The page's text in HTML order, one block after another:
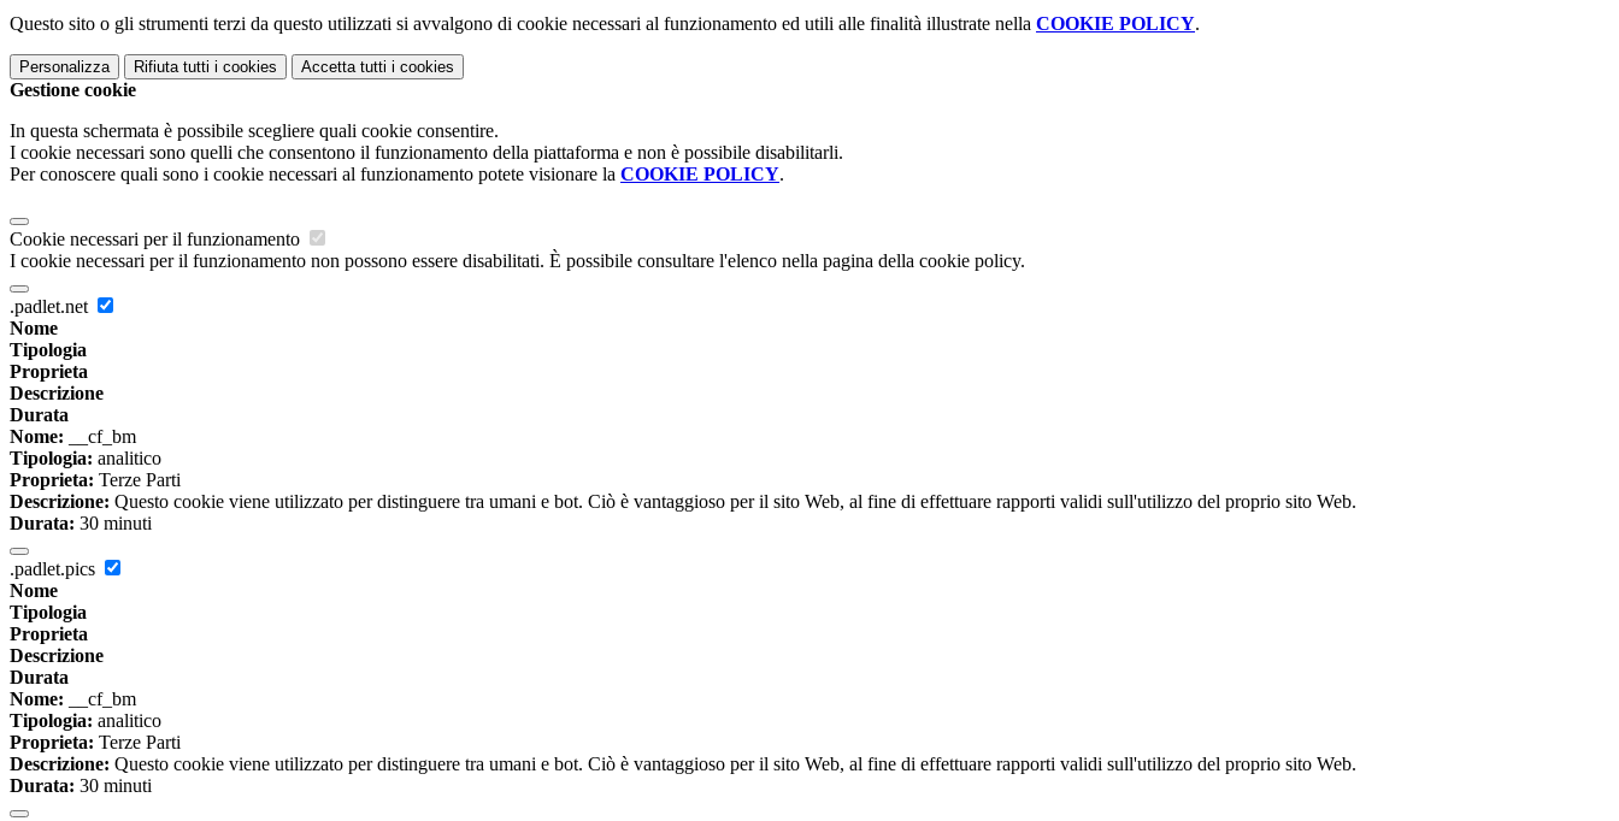
Questo sito o gli strumenti terzi da questo utilizzati si avvalgono di cookie necessari al funzionamento ed utili alle finalità illustrate nella COOKIE POLICY.
Personalizza Rifiuta tutti i cookies Accetta tutti i cookies
Gestione cookie
In questa schermata è possibile scegliere quali cookie consentire.
I cookie necessari sono quelli che consentono il funzionamento della piattaforma e non è possibile disabilitarli.
Per conoscere quali sono i cookie necessari al funzionamento potete visionare la COOKIE POLICY.
Cookie necessari per il funzionamento
I cookie necessari per il funzionamento non possono essere disabilitati. È possibile consultare l'elenco nella pagina della cookie policy.
.padlet.net
Nome
Tipologia
Proprieta
Descrizione
Durata
Nome: __cf_bm
Tipologia: analitico
Proprieta: Terze Parti
Descrizione: Questo cookie viene utilizzato per distinguere tra umani e bot. Ciò è vantaggioso per il sito Web, al fine di effettuare rapporti validi sull'utilizzo del proprio sito Web.
Durata: 30 minuti
.padlet.pics
Nome
Tipologia
Proprieta
Descrizione
Durata
Nome: __cf_bm
Tipologia: analitico
Proprieta: Terze Parti
Descrizione: Questo cookie viene utilizzato per distinguere tra umani e bot. Ciò è vantaggioso per il sito Web, al fine di effettuare rapporti validi sull'utilizzo del proprio sito Web.
Durata: 30 minuti